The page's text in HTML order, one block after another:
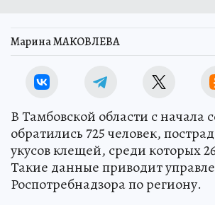
Марина МАКОВЛЕВА
В Тамбовской области с начала
обратились 725 человек,
укусов клещей, среди которых
Такие данные приводит
Роспотребнадзора по региону.